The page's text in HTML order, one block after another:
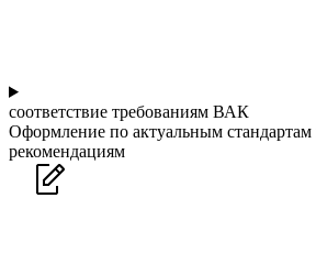
соответствие требованиям ВАК
Оформление по актуальным
рекомендациям